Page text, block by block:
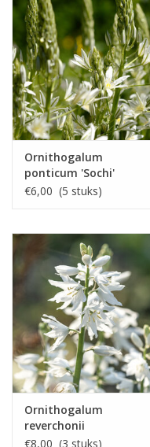
Ornithogalum
ponticum 'Sochi'
€6,00 (5 stuks)
Ornithogalum
reverchonii
€8,00 (3 stuks)